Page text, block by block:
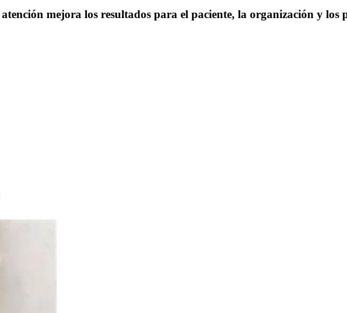
mejora los resultados para el paciente, la organización y los